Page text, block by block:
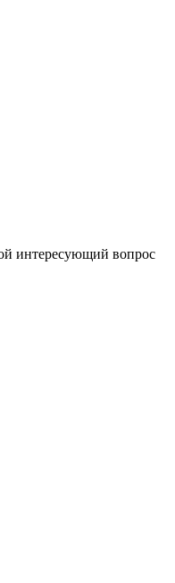
интересующий вопрос